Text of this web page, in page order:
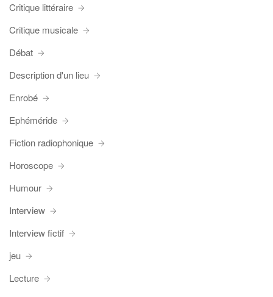
Critique littéraire
Critique musicale
Débat
Description d'un lieu
Enrobé
Ephéméride
Fiction radiophonique
Horoscope
Humour
Interview
Interview fictif
jeu
Lecture